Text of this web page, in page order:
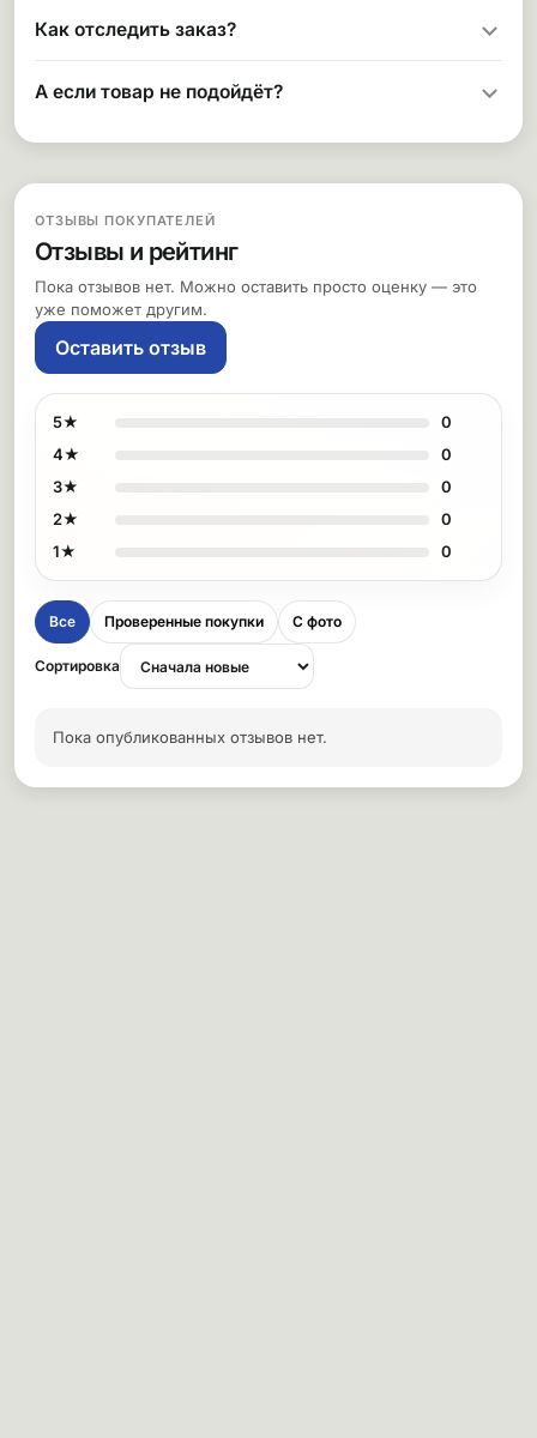
Как отследить заказ?
А если товар не подойдёт?
ОТЗЫВЫ ПОКУПАТЕЛЕЙ
Отзывы и рейтинг
Пока отзывов нет. Можно оставить просто оценку — это
уже поможет другим.
Оставить отзыв
5★
0
4★
0
3★
0
2★
0
1★
0
Все Проверенные покупки С фото
Сортировка
Пока опубликованных отзывов нет.